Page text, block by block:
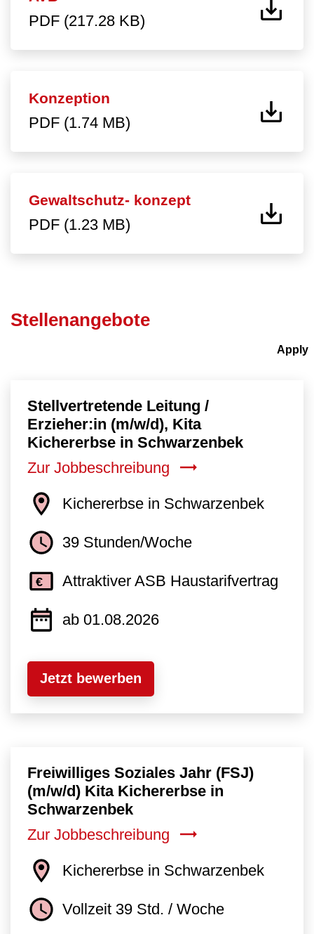
PDF (217.28 KB)
Konzeption
PDF (1.74 MB)
Gewaltschutz- konzept
PDF (1.23 MB)
Stellenangebote
Stellvertretende Leitung /
Erzieher:in (m/w/d), Kita
Kichererbse in Schwarzenbek
Zur Jobbeschreibung
Kichererbse in Schwarzenbek
39 Stunden/Woche
Attraktiver ASB Haustarifvertrag
ab 01.08.2026
Jetzt bewerben
Freiwilliges Soziales Jahr (FSJ)
(m/w/d) Kita Kichererbse in
Schwarzenbek
Zur Jobbeschreibung
Kichererbse in Schwarzenbek
Vollzeit 39 Std. / Woche